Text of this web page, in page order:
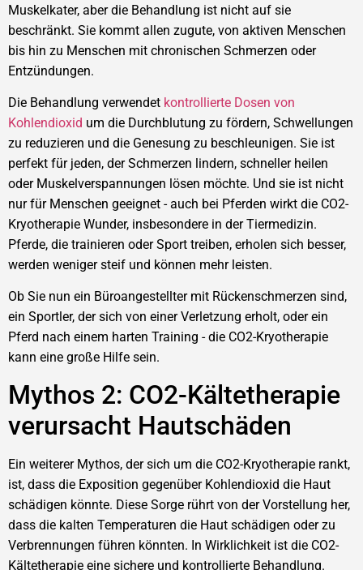
Muskelkater, aber die Behandlung ist nicht auf sie
beschränkt. Sie kommt allen zugute, von aktiven Menschen
bis hin zu Menschen mit chronischen Schmerzen oder
Entzündungen.
Die Behandlung verwendet kontrollierte Dosen von
Kohlendioxid um die Durchblutung zu fördern, Schwellungen
zu reduzieren und die Genesung zu beschleunigen. Sie ist
perfekt für jeden, der Schmerzen lindern, schneller heilen
oder Muskelverspannungen lösen möchte. Und sie ist nicht
nur für Menschen geeignet - auch bei Pferden wirkt die CO2-
Kryotherapie Wunder, insbesondere in der Tiermedizin.
Pferde, die trainieren oder Sport treiben, erholen sich besser,
werden weniger steif und können mehr leisten.
Ob Sie nun ein Büroangestellter mit Rückenschmerzen sind,
ein Sportler, der sich von einer Verletzung erholt, oder ein
Pferd nach einem harten Training - die CO2-Kryotherapie
kann eine große Hilfe sein.
Mythos 2: CO2-Kältetherapie
verursacht Hautschäden
Ein weiterer Mythos, der sich um die CO2-Kryotherapie rankt,
ist, dass die Exposition gegenüber Kohlendioxid die Haut
schädigen könnte. Diese Sorge rührt von der Vorstellung her,
dass die kalten Temperaturen die Haut schädigen oder zu
Verbrennungen führen könnten. In Wirklichkeit ist die CO2-
Kältetherapie eine sichere und kontrollierte Behandlung.